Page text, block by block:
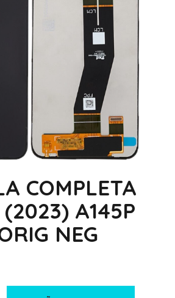
COMPLETA
A145P
NEG